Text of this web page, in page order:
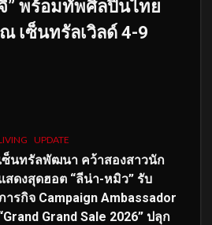
” พร้อมทัพศิลปินไทย
เซ็นทรัลเวิลด์ 4-9
UPDATE
ซ็นทรัลพัฒนา คว้าสองสาวนัก
สดงสุดฮอต “ลีน่า-หมิว” รับ
ารกิจ Campaign Ambassador
Grand Sale 2026” ปลุก